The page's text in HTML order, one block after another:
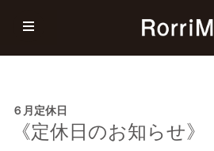
６月定休日
《定休日のお知らせ》